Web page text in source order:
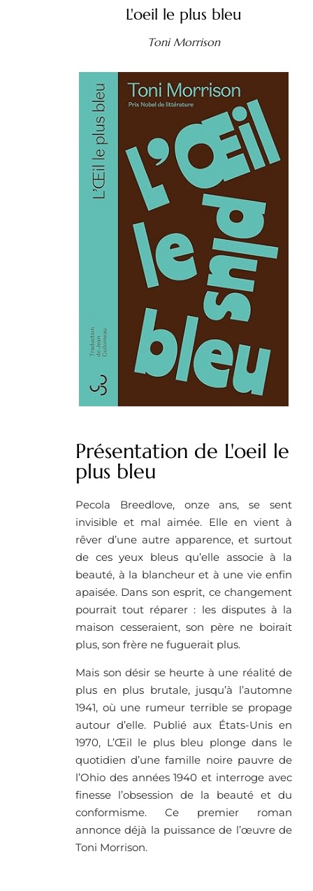
L'oeil le plus bleu
Toni Morrison
Présentation de L'oeil le
plus bleu
Pecola Breedlove, onze ans, se sent
invisible et mal aimée. Elle en vient à
rêver d’une autre apparence, et surtout
de ces yeux bleus qu’elle associe à la
beauté, à la blancheur et à une vie enfin
apaisée. Dans son esprit, ce changement
pourrait tout réparer : les disputes à la
maison cesseraient, son père ne boirait
plus, son frère ne fuguerait plus.
Mais son désir se heurte à une réalité de
plus en plus brutale, jusqu’à l’automne
1941, où une rumeur terrible se propage
autour d’elle. Publié aux États-Unis en
1970, L’Œil le plus bleu plonge dans le
quotidien d’une famille noire pauvre de
l’Ohio des années 1940 et interroge avec
finesse l’obsession de la beauté et du
conformisme. Ce premier roman
annonce déjà la puissance de l’œuvre de
Toni Morrison.